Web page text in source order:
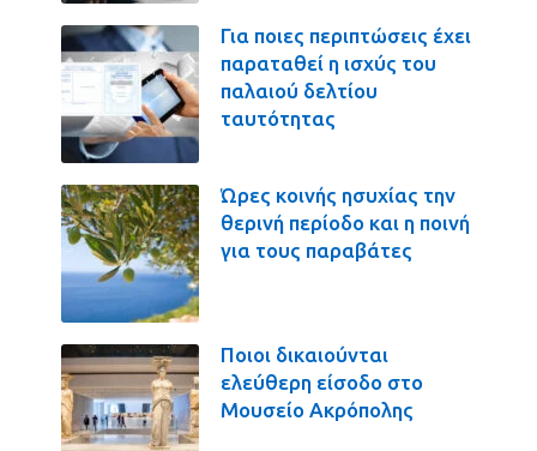
Για ποιες περιπτώσεις έχει
παραταθεί η ισχύς του
παλαιού δελτίου
ταυτότητας
Ώρες κοινής ησυχίας την
θερινή περίοδο και η ποινή
για τους παραβάτες
Ποιοι δικαιούνται
ελεύθερη είσοδο στο
Μουσείο Ακρόπολης